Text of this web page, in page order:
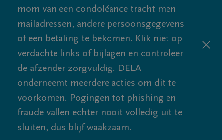
mom van een condoléance tracht men
mailadressen, andere persoonsgegevens
of een betaling te bekomen. Klik niet op
verdachte links of bijlagen en controleer
de afzender zorgvuldig. DELA
onderneemt meerdere acties om dit te
voorkomen. Pogingen tot phishing en
fraude vallen echter nooit volledig uit te
sluiten, dus blijf waakzaam.